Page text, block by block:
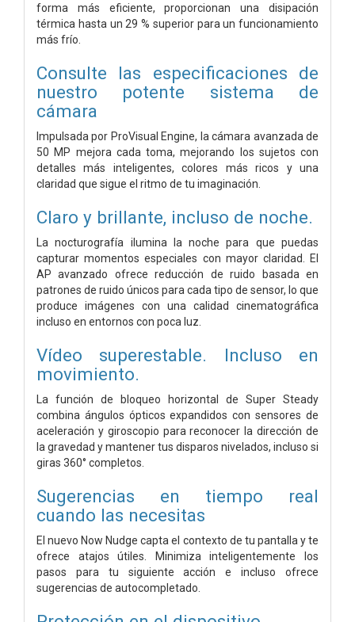
forma más eficiente, proporcionan una disipación
térmica hasta un 29 % superior para un funcionamiento
más frío.
Consulte las especificaciones de
nuestro potente sistema de
cámara
Impulsada por ProVisual Engine, la cámara avanzada de
50 MP mejora cada toma, mejorando los sujetos con
detalles más inteligentes, colores más ricos y una
claridad que sigue el ritmo de tu imaginación.
Claro y brillante, incluso de noche.
La nocturografía ilumina la noche para que puedas
capturar momentos especiales con mayor claridad. El
AP avanzado ofrece reducción de ruido basada en
patrones de ruido únicos para cada tipo de sensor, lo que
produce imágenes con una calidad cinematográfica
incluso en entornos con poca luz.
Vídeo superestable. Incluso en
movimiento.
La función de bloqueo horizontal de Super Steady
combina ángulos ópticos expandidos con sensores de
aceleración y giroscopio para reconocer la dirección de
la gravedad y mantener tus disparos nivelados, incluso si
giras 360° completos.
Sugerencias en tiempo real
cuando las necesitas
El nuevo Now Nudge capta el contexto de tu pantalla y te
ofrece atajos útiles. Minimiza inteligentemente los
pasos para tu siguiente acción e incluso ofrece
sugerencias de autocompletado.